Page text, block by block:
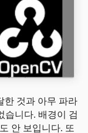
한 것과 아무 파라
습니다. 배경이 검
안 보입니다. 또